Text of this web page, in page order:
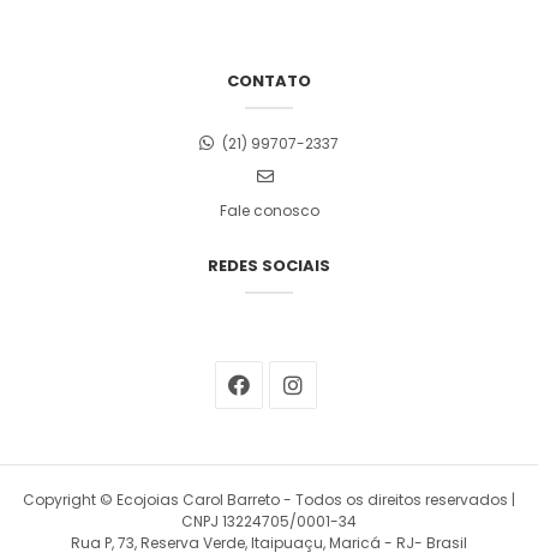
CONTATO
(21) 99707-2337
Fale conosco
REDES SOCIAIS
Copyright © Ecojoias Carol Barreto - Todos os direitos reservados |
CNPJ 13224705/0001-34
Rua P, 73, Reserva Verde, Itaipuaçu, Maricá - RJ- Brasil